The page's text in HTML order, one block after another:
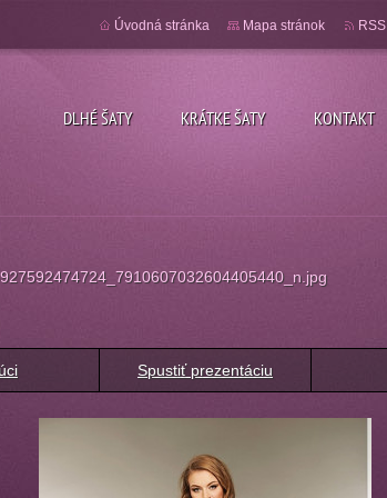
DLHÉ ŠATY KRÁTKE ŠATY KONTAKT
Úvodná stránka Mapa stránok RSS
Spustiť prezentáciu